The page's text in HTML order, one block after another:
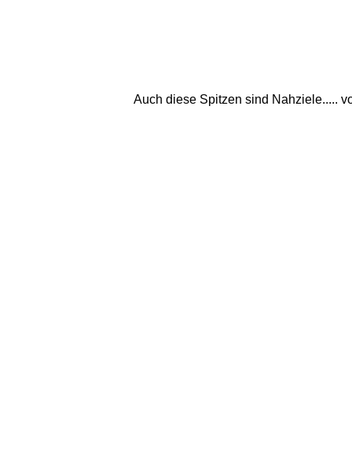
Auch diese Spitzen sind Nahziele.....